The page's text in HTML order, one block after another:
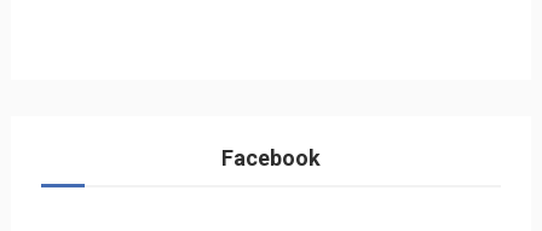
Facebook